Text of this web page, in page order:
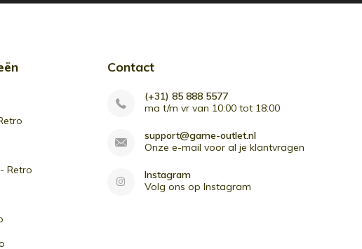
Retro
Contact
(+31) 85 888 5577
ma t/m vr van 10:00 tot 18:00
support@game-outlet.nl
Onze e-mail voor al je klantvragen
Instagram
Volg ons op Instagram